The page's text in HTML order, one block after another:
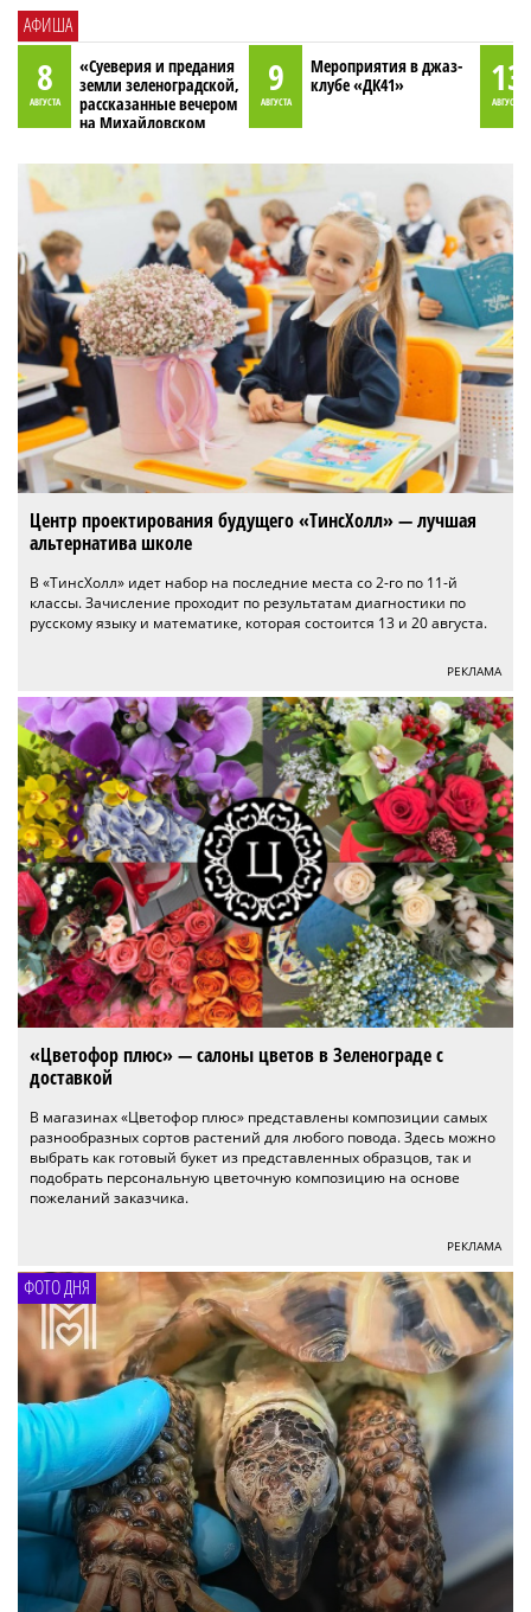
АФИША
8
АВГУСТА
«Суеверия и предания
земли зеленоградской,
рассказанные вечером
на Михайловском
9
АВГУСТА
Мероприятия в джаз-
клубе «ДК41»
13
АВГУСТА
Центр проектирования будущего «ТинсХолл» — лучшая
альтернатива школе
В «ТинсХолл» идет набор на последние места со 2-го по 11-й
классы. Зачисление проходит по результатам диагностики по
русскому языку и математике, которая состоится 13 и 20 августа.
РЕКЛАМА
«Цветофор плюс» — салоны цветов в Зеленограде с
доставкой
В магазинах «Цветофор плюс» представлены композиции самых
разнообразных сортов растений для любого повода. Здесь можно
выбрать как готовый букет из представленных образцов, так и
подобрать персональную цветочную композицию на основе
пожеланий заказчика.
РЕКЛАМА
ФОТО ДНЯ